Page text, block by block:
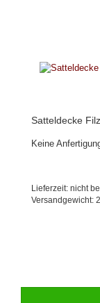
Satteldecke
Keine
Lieferzeit: nicht
Versandgewicht: 2